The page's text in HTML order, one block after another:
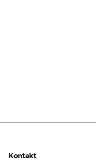
Kontakt